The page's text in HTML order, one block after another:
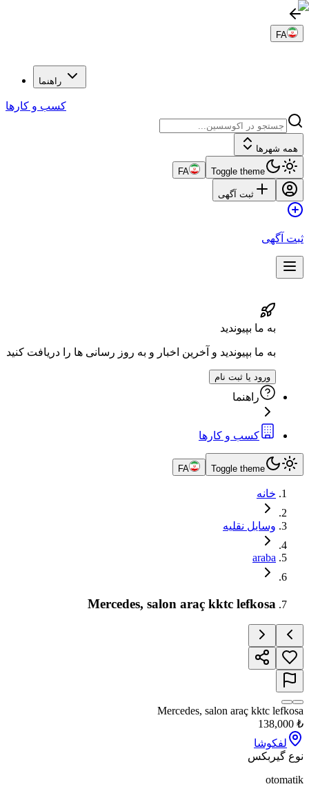
FA
راهنما
کسب و کارها
همه شهرها
Toggle theme
FA
ثبت آگهی
آگهی
به ما بپیوندید
به ما بپیوندید و آخرین اخبار و به روز رسانی ها را دریافت کنید
ورود یا ثبت نام
راهنما
کسب و کارها
Toggle theme
FA
خانه
وسایل نقلیه
araba
Mercedes, salon araç kktc lefkosa
Mercedes, salon araç kktc
138,000
لفکوشا
گیربکس